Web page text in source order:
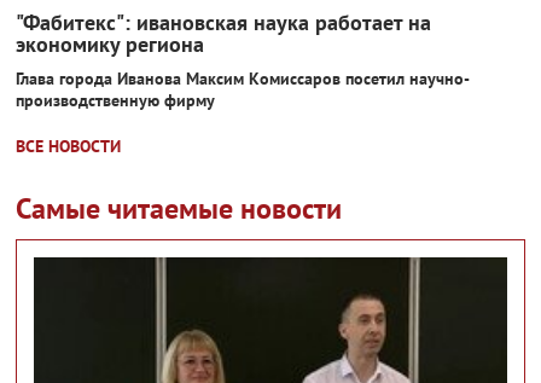
"Фабитекс": ивановская наука работает на
экономику региона
Глава города Иванова Максим Комиссаров посетил научно-
производственную фирму
ВСЕ НОВОСТИ
Самые читаемые новости